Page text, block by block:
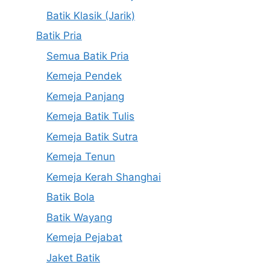
Batik Klasik (Jarik)
Batik Pria
Semua Batik Pria
Kemeja Pendek
Kemeja Panjang
Kemeja Batik Tulis
Kemeja Batik Sutra
Kemeja Tenun
Kemeja Kerah Shanghai
Batik Bola
Batik Wayang
Kemeja Pejabat
Jaket Batik